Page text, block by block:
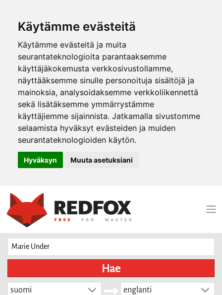
Käytämme evästeitä
Käytämme evästeitä ja muita
seurantateknologioita parantaaksemme
käyttäjäkokemusta verkkosivustollamme,
näyttääksemme sinulle personoituja sisältöjä ja
mainoksia, analysoidaksemme verkkoliikennettä
sekä lisätäksemme ymmärrystämme
käyttäjiemme sijainnista. Jatkamalla sivustomme
selaamista hyväksyt evästeiden ja muiden
seurantateknologioiden käytön.
Hyväksyn Muuta asetuksiani
Hae
suomi englanti